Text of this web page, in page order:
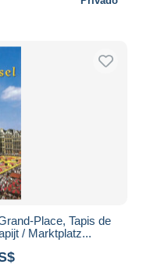
Place, Tapis de
/ Marktplatz...